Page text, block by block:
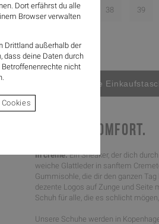
Dort erfährst du alle
Browser verwalten
Drittland außerhalb der
dass deine Daten durch
nicht
36 37 38 39
Größentabelle
WARMER KOMFORT.
In creme.Ein Sneaker, der dich
weiche Glattleder in sanftem
Gummisohle, die dir den ganzen
dezente Logos auf Zunge und Seite
Schuh für alle, die es schlicht
Unsere Schuhe werden in